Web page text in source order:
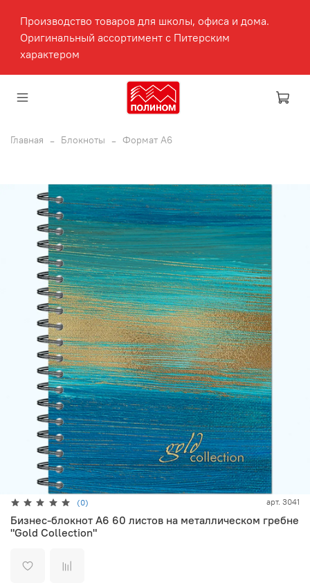
Производство товаров для школы, офиса и дома.
Оригинальный ассортимент с Питерским
характером
Главная Блокноты Формат А6
(0) арт. 3041
Бизнес-блокнот А6 60 листов на металлическом гребне
"Gold Collection"